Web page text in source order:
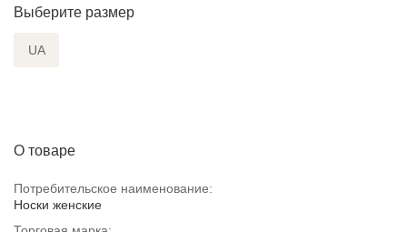
Выберите размер
UA
О товаре
Потребительское наименование:
Носки женские